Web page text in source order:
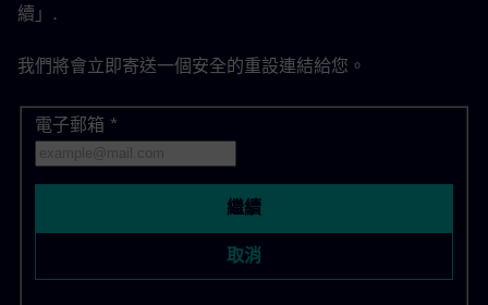
續」.
我們將會立即寄送一個安全的重設連結給您。
使用您的電子郵件重設密碼
電子郵箱 *
取消
繼續